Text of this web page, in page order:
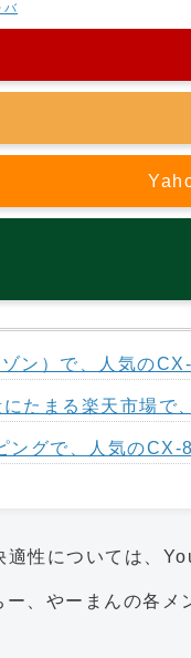
バ
ン）で、人気の
にたまる楽天市場
ングで、人気の
適性については、
、やーまんの各メ